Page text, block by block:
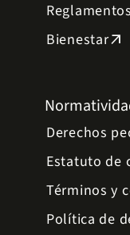
Bienestararrow_outward
Derechos
Estatuto de
Términos y
Política de